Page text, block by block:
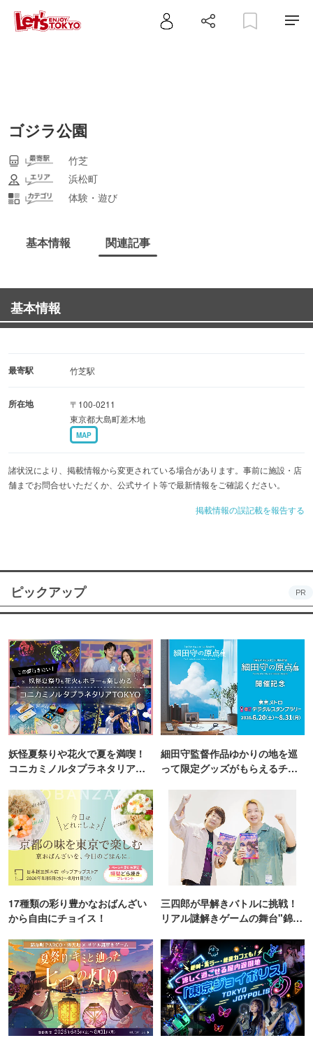
ゴジラ公園
竹芝
浜松町
体験・遊び
基本情報 関連記事
基本情報
最寄駅 竹芝駅
所在地
〒100-0211
東京都大島町差木地
MAP
諸状況により、掲載情報から変更されている場合があります。事前に施設・店
舗までお問合せいただくか、公式サイト等で最新情報をご確認ください。
掲載情報の誤記載を報告する
ピックアップ PR
妖怪夏祭りや花火で夏を満喫！
コニカミノルタプラネタリア
細田守監督作品ゆかりの地を巡
って限定グッズがもらえるチャ
17種類の彩り豊かなおばんざい
から自由にチョイス！
三四郎が早解きバトルに挑戦！
リアル謎解きゲームの舞台"錦糸